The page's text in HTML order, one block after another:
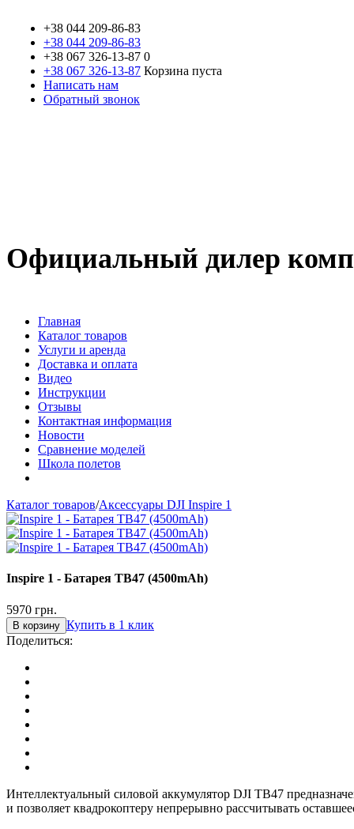
+38 044 209-86-83
+38 044 209-86-83
+38 067 326-13-87
+38 067 326-13-87
Написать нам
Обратный звонок
0
Корзина пуста
Официальный дилер
Главная
Каталог товаров
Услуги и аренда
Доставка и оплата
Видео
Инструкции
Отзывы
Контактная информация
Новости
Сравнение моделей
Школа полетов
Каталог товаров/Аксессуары DJI Inspire 1
Inspire 1 - Батарея TB47 (4500mAh)
5970 грн.
В корзину Купить в 1 клик
Поделиться:
Интеллектуальный силовой аккумулятор DJI TB47
и позволяет квадрокоптеру непрерывно рассчитывать